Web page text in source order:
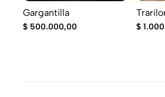
Gargantilla
$ 500.000,00 $